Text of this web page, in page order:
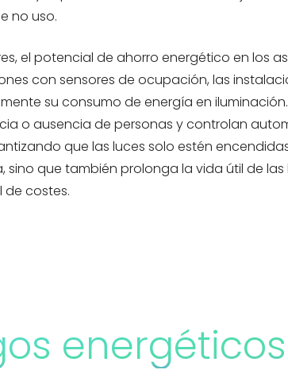
no uso.
el potencial de ahorro energético en los
con sensores de ocupación, las
su consumo de energía en
o ausencia de personas y controlan
que las luces solo estén
sino que también prolonga la vida útil de
de costes.
energéticos